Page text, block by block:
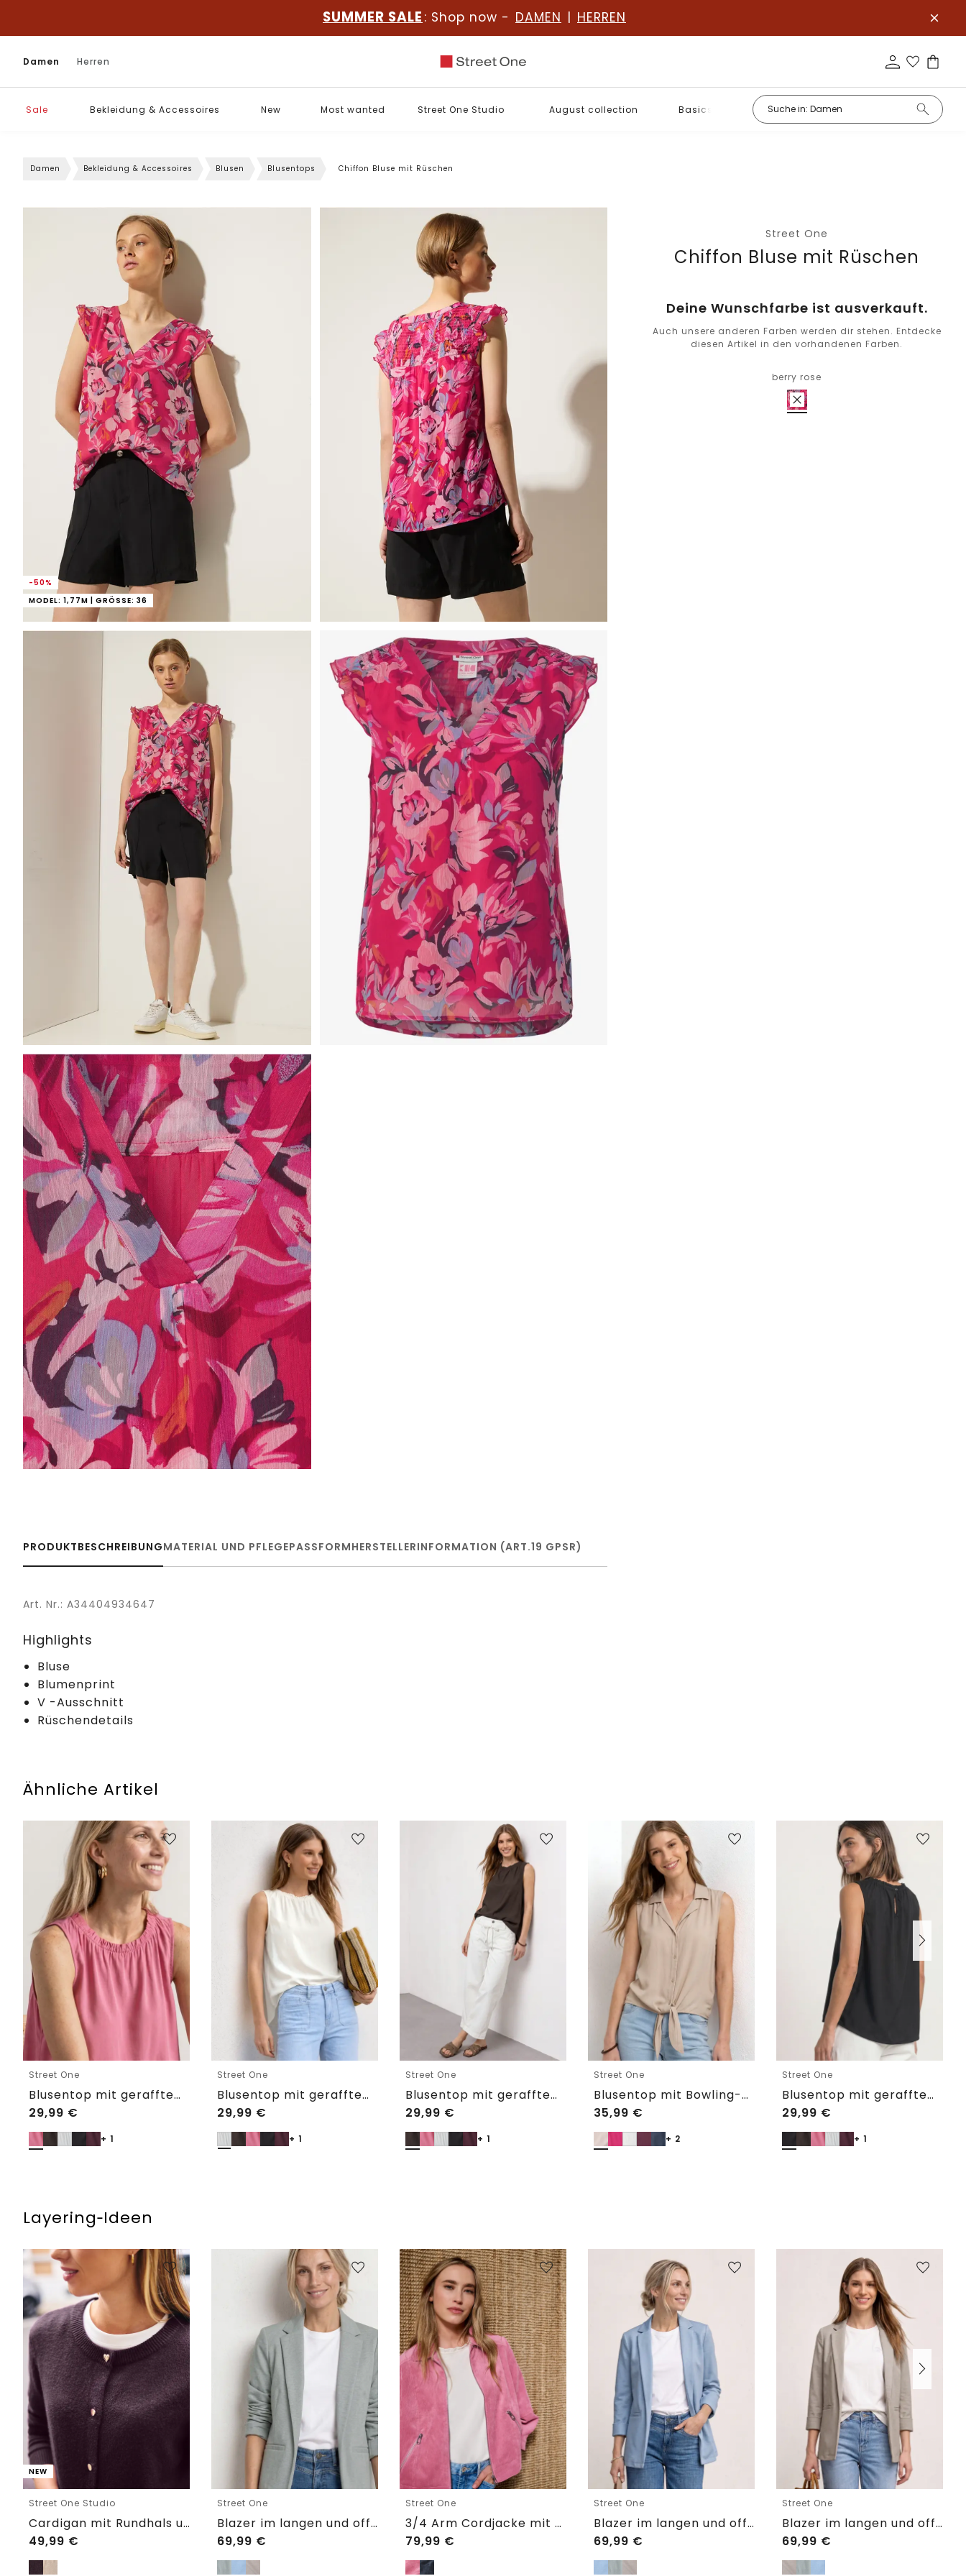
SUMMER SALE : Shop now - DAMEN | HERREN
Damen Herren
Sale Bekleidung & Accessoires New Most wanted Street One Studio August collection Basics
Damen Bekleidung & Accessoires Blusen Blusentops Chiffon Bluse mit Rüschen
-50%
MODEL: 1,77M | GRÖSSE: 36
Street One
Chiffon Bluse mit Rüschen
Deine Wunschfarbe ist ausverkauft.
Auch unsere anderen Farben werden dir stehen. Entdecke
diesen Artikel in den vorhandenen Farben.
berry rose
PRODUKTBESCHREIBUNGMATERIAL UND PFLEGEPASSFORMHERSTELLERINFORMATION (ART.19 GPSR)
Art. Nr.: A34404934647
Highlights
Bluse
Blumenprint
V -Ausschnitt
Rüschendetails
Ähnliche Artikel
Street One
Blusentop mit gerafftem Rundhals
29,99 €
+ 1
Street One
Blusentop mit gerafftem Rundhals
29,99 €
+ 1
Street One
Blusentop mit gerafftem Rundhals
29,99 €
+ 1
Street One
Blusentop mit Bowling-Kragen und Knoten
35,99 €
+ 2
Street One
Blusentop mit gerafftem Rundhals
29,99 €
+ 1
Layering‑Ideen
NEW
Street One Studio
Cardigan mit Rundhals und Knöpfen
49,99 €
Street One
Blazer im langen und offenen Schnitt
69,99 €
Street One
3/4 Arm Cordjacke mit Hemdkragen
79,99 €
Street One
Blazer im langen und offenen Schnitt
69,99 €
Street One
Blazer im langen und offenen Schnitt
69,99 €